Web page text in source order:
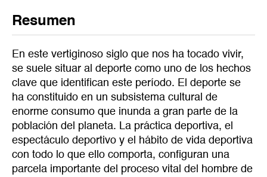
Resumen
En este vertiginoso siglo que nos ha tocado vivir,
se suele situar al deporte como uno de los hechos
clave que identifican este período. El deporte se
ha constituido en un subsistema cultural de
enorme consumo que inunda a gran parte de la
población del planeta. La práctica deportiva, el
espectáculo deportivo y el hábito de vida deportiva
con todo lo que ello comporta, configuran una
parcela importante del proceso vital del hombre de